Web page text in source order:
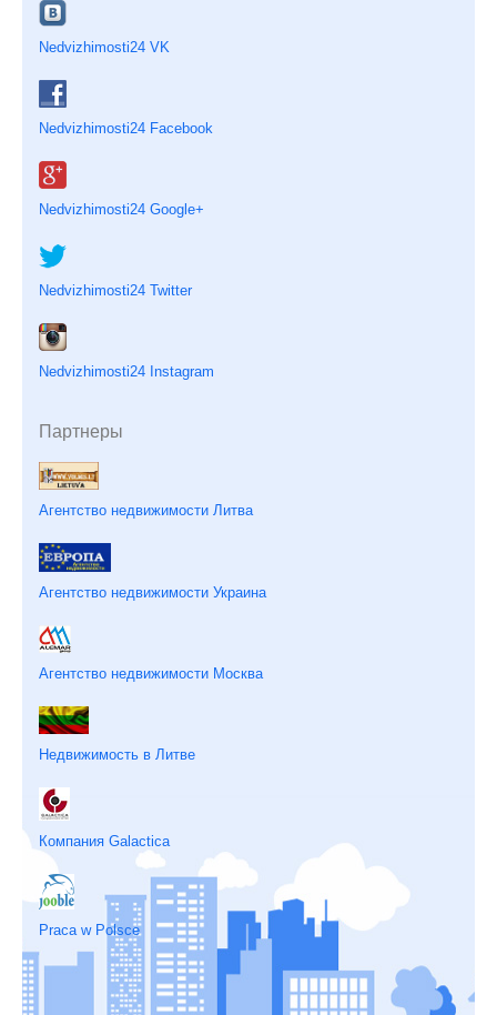
Nedvizhimosti24 VK
Nedvizhimosti24 Facebook
Nedvizhimosti24 Google+
Nedvizhimosti24 Twitter
Nedvizhimosti24 Instagram
Партнеры
Агентство недвижимости Литва
Агентство недвижимости Украина
Агентство недвижимости Москва
Недвижимость в Литве
Компания Galactica
Praca w Polsce